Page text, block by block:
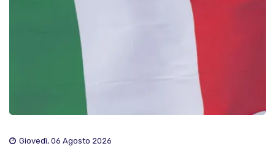
Giovedì, 06 Agosto 2026